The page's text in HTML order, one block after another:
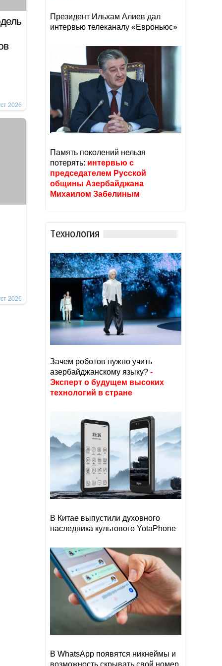
2026
2026
Президент Ильхам Алиев дал
интервью телеканалу «Евроньюс»
Память поколений нельзя
потерять: интервью с
председателем Русской
общины Азербайджана
Михаилом Забелиным
Тexнoлoгия
Зачем роботов нужно учить
азербайджанскому языку? -
Эксперт о будущем высоких
технологий в стране
В Китае выпустили духовного
наследника культового YotaPhone
В WhatsApp появятся никнеймы и
возможность скрывать свой номер